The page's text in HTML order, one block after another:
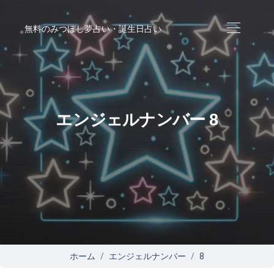
無料のみつぼし夢占い・誕生日占い
エンジェルナンバー 8
ホーム エンジェルナンバー 8